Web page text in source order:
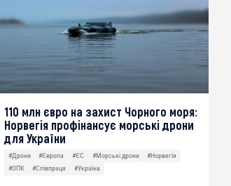
110 млн євро на захист Чорного моря:
Норвегія профінансує морські дрони
для України
#Дрони #Європа #ЄС #Морські дрони
#Норвегія
#ОПК
#Співпраця #Україна